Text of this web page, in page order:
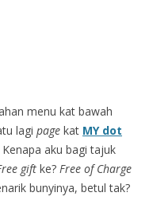
menu kat bawah
lagi page kat MY dot
Kenapa aku bagi tajuk
gift ke? Free of Charge
bunyinya, betul tak?